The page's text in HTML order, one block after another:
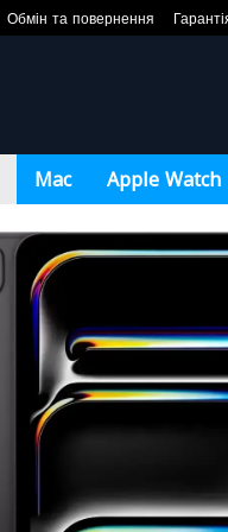
Обмін та повернення
Mac Apple Watch